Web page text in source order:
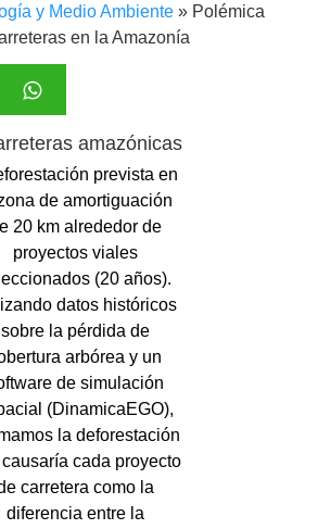
y Medio Ambiente » Polémica
en la Amazonía
prevista en
de amortiguación
20 km alrededor de
proyectos viales
(20 años).
datos históricos
sobre la pérdida de
arbórea y un
de simulación
(DinamicaEGO),
la deforestación
cada proyecto
carretera como la
diferencia entre la